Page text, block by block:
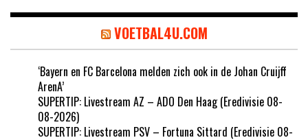
VOETBAL4U.COM
‘Bayern en FC Barcelona melden zich ook in de Johan Cruijff
ArenA’
SUPERTIP: Livestream AZ – ADO Den Haag (Eredivisie 08-
08-2026)
SUPERTIP: Livestream PSV – Fortuna Sittard (Eredivisie 08-